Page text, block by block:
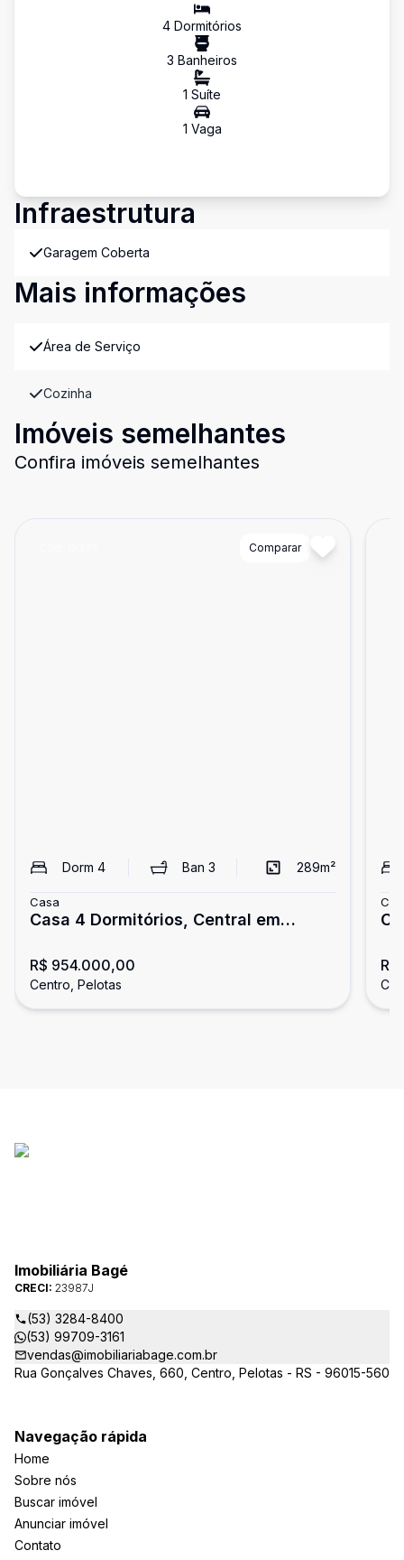
4 Dormitórios
3 Banheiros
1 Suíte
1 Vaga
Infraestrutura
Garagem Coberta
Mais informações
Área de Serviço
Cozinha
Imóveis semelhantes
Confira imóveis semelhantes
Comparar
Dorm 4 Ban3 289m²
Casa
Casa 4 Dormitórios, Central em
R$ 954.000,00
Centro, Pelotas
Imobiliária Bagé
CRECI: 23987J
(53) 3284-8400
(53) 99709-3161
vendas@imobiliariabage.com.br
Rua Gonçalves Chaves, 660, Centro, Pelotas - RS - 96015-560
Navegação rápida
Home
Sobre nós
Buscar imóvel
Anunciar imóvel
Contato